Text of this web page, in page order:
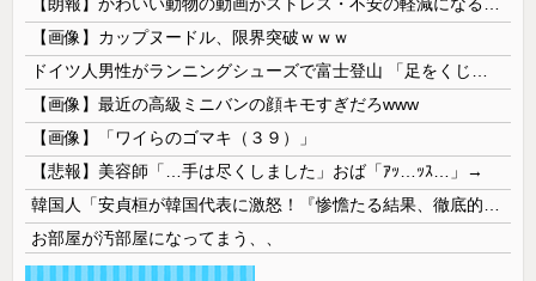
【画像】カップヌードル、限界突破ｗｗｗ
【画像】最近の高級ミニバンの顔キモすぎだろwww
【画像】「ワイらのゴマキ（３９）」
【悲報】美容師「…手は尽くしました」おば「ｱｯ…ｯｽ…」→
お部屋が汚部屋になってまう、、